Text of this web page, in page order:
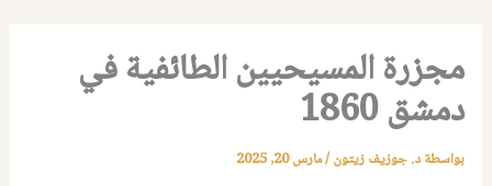
مجزرة المسيحيين الطائفية في
دمشق 1860
بواسطةد. جوزيف زيتون/مارس 20, 2025